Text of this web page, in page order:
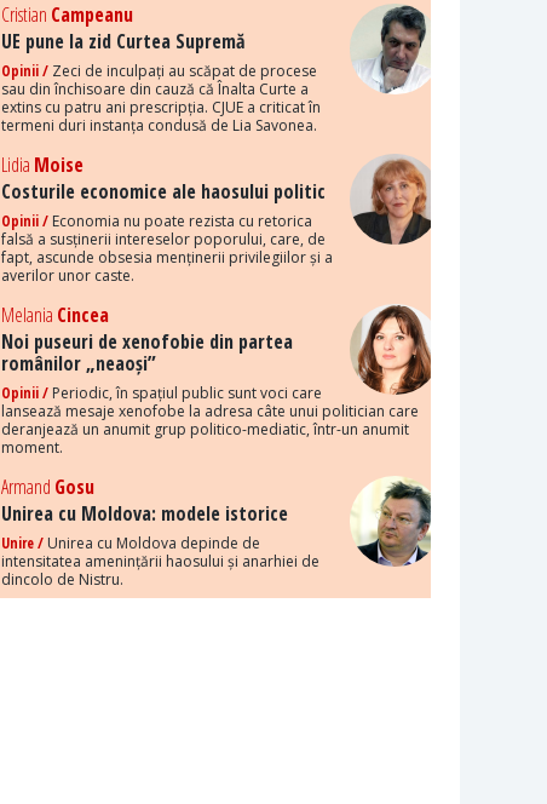
Cristian Campeanu
UE pune la zid Curtea Supremă
Opinii / Zeci de inculpați au scăpat de procese
sau din închisoare din cauză că Înalta Curte a
extins cu patru ani prescripția. CJUE a criticat în
termeni duri instanța condusă de Lia Savonea.
Lidia Moise
Costurile economice ale haosului politic
Opinii / Economia nu poate rezista cu retorica
falsă a susținerii intereselor poporului, care, de
fapt, ascunde obsesia menținerii privilegiilor și a
averilor unor caste.
Melania Cincea
Noi puseuri de xenofobie din partea
românilor „neaoși”
Opinii / Periodic, în spațiul public sunt voci care
lansează mesaje xenofobe la adresa câte unui politician care
deranjează un anumit grup politico-mediatic, într-un anumit
moment.
Armand Gosu
Unirea cu Moldova: modele istorice
Unire / Unirea cu Moldova depinde de
intensitatea amenințării haosului și anarhiei de
dincolo de Nistru.